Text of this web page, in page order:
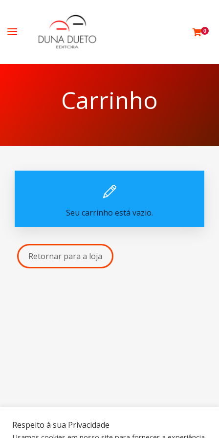
0
Carrinho
Seu carrinho está vazio.
Retornar para a loja
Respeito à sua Privacidade